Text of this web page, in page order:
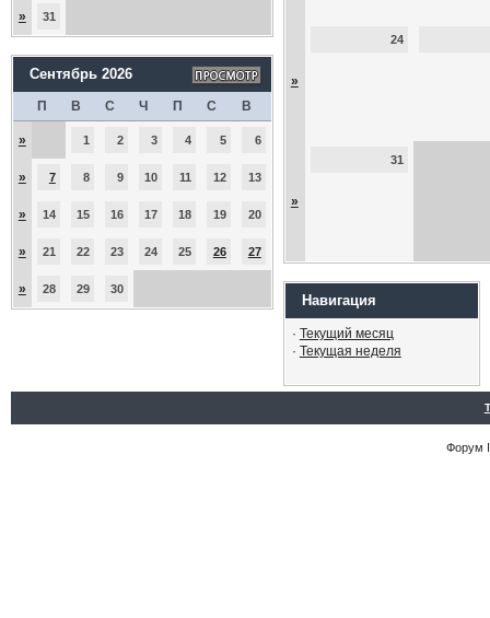
» 31
Сентябрь 2026
П В С Ч П С В
» 1 2 3 4 5 6
» 7 8 9 10 11 12 13
» 14 15 16 17 18 19 20
» 21 22 23 24 25 26 27
» 28 29 30
»
24
»
31
Навигация
· Текущий месяц
· Текущая неделя
Форум